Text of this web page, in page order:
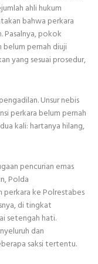
ahli hukum
bahwa perkara
Pasalnya, pokok
belum pernah diuji
yang sesuai prosedur,
Unsur nebis
perkara belum pernah
kali: hartanya hilang,
pencurian emas
Polda
perkara ke Polrestabes
di tingkat
setengah hati.
dan
saksi tertentu.